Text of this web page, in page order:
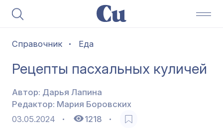
Справочник Еда
Рецепты пасхальных куличей
Автор: Дарья Лапина
Редактор: Мария Боровских
03.05.2024
1218